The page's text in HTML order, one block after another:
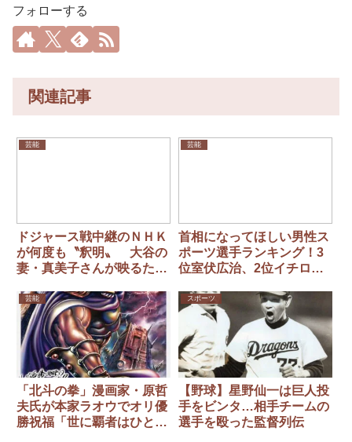
フォローする
関連記事
芸能
ドジャース戦中継のＮＨＫ
が何度も〝釈明〟 大谷の
妻・真美子さんが映るたび
す」
芸能
首相になってほしい男性ス
ポーツ選手ランキング！3
位室伏広治、2位イチロー
芸能
「北斗の拳」漫画家・原哲
夫氏が本家ラオウでオリ優
勝祝福「世に覇者はひと
スポーツ
【野球】星野仙一は巨人投
手をビンタ…相手チームの
選手を殴った監督列伝